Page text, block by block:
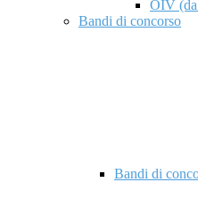
OIV (da
Bandi di concorso
Bandi di